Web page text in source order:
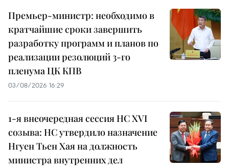
Премьер-министр: необходимо в
кратчайшие сроки завершить
разработку программ и планов по
реализации резолюций 3-го
пленума ЦК КПВ
03/08/2026 16:29
1-я внеочередная сессия НС XVI
созыва: НС утвердило назначение
Нгуен Тьен Хая на должность
министра внутренних дел